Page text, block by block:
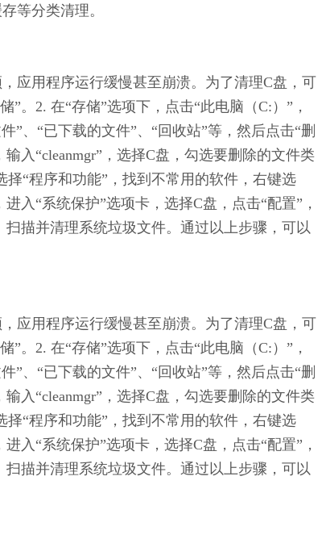
等分类清理。
应用程序运行缓慢甚至崩溃。为了清理C盘，可
”。2. 在“存储”选项下，点击“此电脑（C:）”，
”、“已下载的文件”、“回收站”等，然后点击“删
入“cleanmgr”，选择C盘，勾选要删除的文件类
“程序和功能”，找到不常用的软件，右键选
入“系统保护”选项卡，选择C盘，点击“配置”，
扫描并清理系统垃圾文件。通过以上步骤，可以
应用程序运行缓慢甚至崩溃。为了清理C盘，可
”。2. 在“存储”选项下，点击“此电脑（C:）”，
”、“已下载的文件”、“回收站”等，然后点击“删
入“cleanmgr”，选择C盘，勾选要删除的文件类
“程序和功能”，找到不常用的软件，右键选
入“系统保护”选项卡，选择C盘，点击“配置”，
扫描并清理系统垃圾文件。通过以上步骤，可以